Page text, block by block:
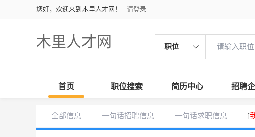
您好，欢迎来到木里人才网！ 请登录
木里人才网 职位
首页 职位搜索 简历中心 招聘
全部信息 一句话招聘信息 一句话求职信息 [